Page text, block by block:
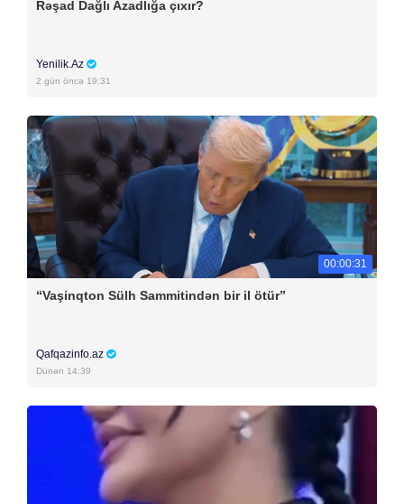
Rəşad Dağlı Azadlığa çıxır?
Yenilik.Az
2 gün öncə 19:31
00:00:31
“Vaşinqton Sülh Sammitindən bir il ötür”
Qafqazinfo.az
Dünən 14:39